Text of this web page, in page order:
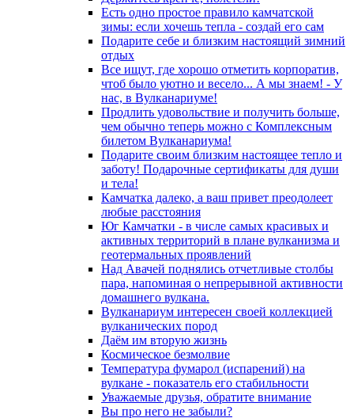
Есть одно простое правило камчатской
зимы: если хочешь тепла - создай его сам
Подарите себе и близким настоящий зимний
отдых
Все ищут, где хорошо отметить корпоратив,
чтоб было уютно и весело... А мы знаем! - У
нас, в Вулканариуме!
Продлить удовольствие и получить больше,
чем обычно теперь можно с Комплексным
билетом Вулканариума!
Подарите своим близким настоящее тепло и
заботу! Подарочные сертификаты для души
и тела!
Камчатка далеко, а ваш привет преодолеет
любые расстояния
Юг Камчатки - в числе самых красивых и
активных территорий в плане вулканизма и
геотермальных проявлений
Над Авачей поднялись отчетливые столбы
пара, напоминая о непрерывной активности
домашнего вулкана.
Вулканариум интересен своей коллекцией
вулканических пород
Даём им вторую жизнь
Космическое безмолвие
Температура фумарол (испарений) на
вулкане - показатель его стабильности
Уважаемые друзья, обратите внимание
Вы про него не забыли?